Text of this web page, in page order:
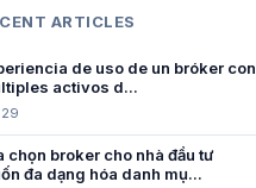
ARTICLES
de uso de un bróker con
activos d...
chọn broker cho nhà đầu tư
đa dạng hóa danh mụ...